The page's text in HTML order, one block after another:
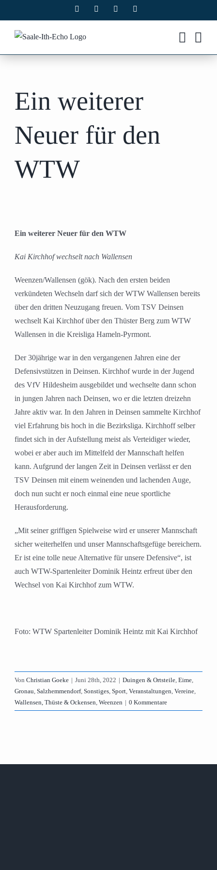
Inhalt
springen
Facebook Instagram
Ein weiterer
Neuer für den
WTW
Ein weiterer Neuer für den WTW
Kai Kirchhof wechselt nach Wallensen
Weenzen/Wallensen (gök). Nach den ersten beiden
verkündeten Wechseln darf sich der WTW Wallensen bereits
über den dritten Neuzugang freuen. Vom TSV Deinsen
wechselt Kai Kirchhof über den Thüster Berg zum WTW
Wallensen in die Kreisliga Hameln-Pyrmont.
Der 30jährige war in den vergangenen Jahren eine der
Defensivstützen in Deinsen. Kirchhof wurde in der Jugend
des VfV Hildesheim ausgebildet und wechselte dann schon
in jungen Jahren nach Deinsen, wo er die letzten dreizehn
Jahre aktiv war. In den Jahren in Deinsen sammelte Kirchhof
viel Erfahrung bis hoch in die Bezirksliga. Kirchhoff selber
findet sich in der Aufstellung meist als Verteidiger wieder,
wobei er aber auch im Mittelfeld der Mannschaft helfen
kann. Aufgrund der langen Zeit in Deinsen verlässt er den
TSV Deinsen mit einem weinenden und lachenden Auge,
doch nun sucht er noch einmal eine neue sportliche
Herausforderung.
„Mit seiner griffigen Spielweise wird er unserer Mannschaft
sicher weiterhelfen und unser Mannschaftsgefüge bereichern.
Er ist eine tolle neue Alternative für unsere Defensive“, ist
auch WTW-Spartenleiter Dominik Heintz erfreut über den
Wechsel von Kai Kirchhof zum WTW.
Foto: WTW Spartenleiter Dominik Heintz mit Kai Kirchhof
Von Christian Goeke | Juni 28th, 2022 | Duingen & Ortsteile, Eime,
Gronau, Salzhemmendorf, Sonstiges, Sport, Veranstaltungen, Vereine,
Wallensen, Thüste & Ockensen, Weenzen | 0 Kommentare